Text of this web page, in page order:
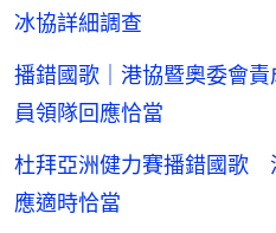
冰協詳細調查
播錯國歌｜港協暨奧委會
員領隊回應恰當
杜拜亞洲健力賽播錯國歌
應適時恰當